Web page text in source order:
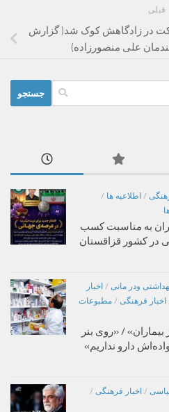
قبلی
در زادگاهش کوک شد( گزارش
علی منصورزاده)
/ اطلاعیه ها /
به مناسبت کسب
در کشور قزاقستان
ودر مانی / اخبار
اخبار فرهنگی / مطبوعات
/ «روی بنر
دارو نداریم»
/ اخبار فرهنگی /